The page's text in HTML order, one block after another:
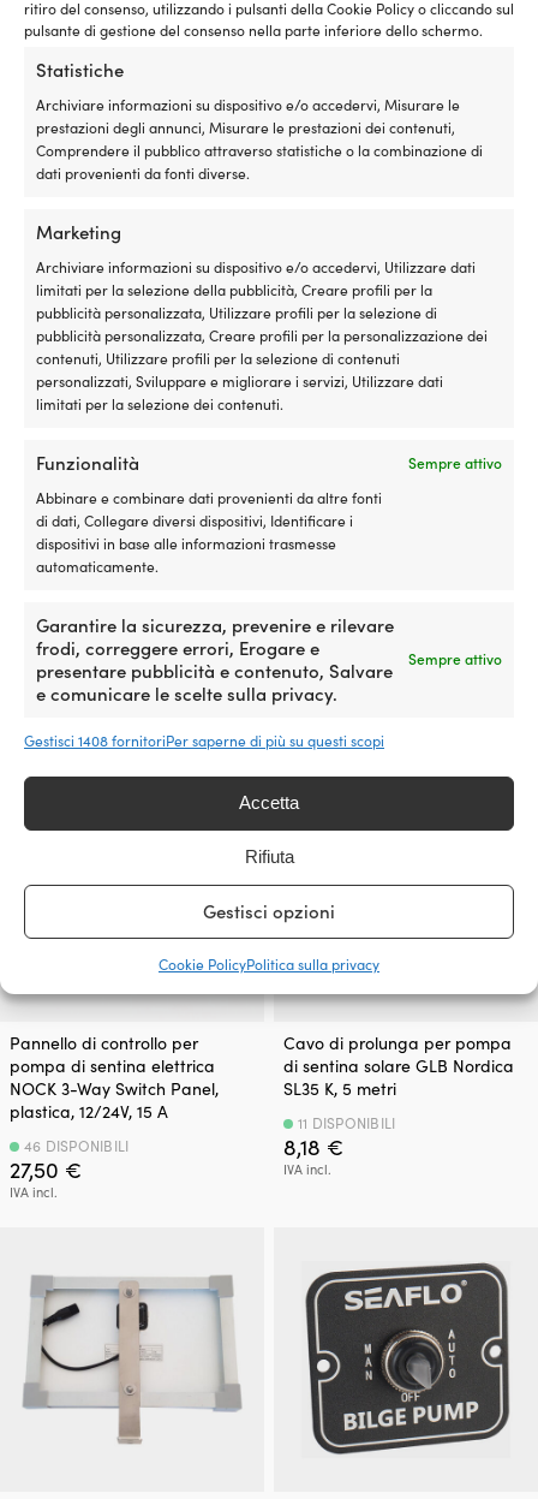
ritiro del consenso, utilizzando i pulsanti della Cookie Policy o cliccando sul
pulsante di gestione del consenso nella parte inferiore dello schermo.
Statistiche
Archiviare informazioni su dispositivo e/o accedervi, Misurare le
prestazioni degli annunci, Misurare le prestazioni dei contenuti,
Comprendere il pubblico attraverso statistiche o la combinazione di
dati provenienti da fonti diverse.
Marketing
Archiviare informazioni su dispositivo e/o accedervi, Utilizzare dati
limitati per la selezione della pubblicità, Creare profili per la
pubblicità personalizzata, Utilizzare profili per la selezione di
pubblicità personalizzata, Creare profili per la personalizzazione dei
contenuti, Utilizzare profili per la selezione di contenuti
personalizzati, Sviluppare e migliorare i servizi, Utilizzare dati
limitati per la selezione dei contenuti.
Funzionalità
Sempre attivo
Abbinare e combinare dati provenienti da altre fonti
di dati, Collegare diversi dispositivi, Identificare i
dispositivi in base alle informazioni trasmesse
automaticamente.
Garantire la sicurezza, prevenire e rilevare
frodi, correggere errori, Erogare e
presentare pubblicità e contenuto, Salvare
e comunicare le scelte sulla privacy.
Sempre attivo
Gestisci 1408 fornitoriPer saperne di più su questi scopi
Accetta
Rifiuta
Gestisci opzioni
Cookie PolicyPolitica sulla privacy
Interruttore a galleggiante per
pompa di sentina elettrica
SEAFLO Electronic Float Switch,
48,66
prezzo
originale
era:
48,66 €.
prezzo
attuale
è:
38,90 €.
IVA incl.
31 DISPONIBILI
Protezione per pompa per
sentina a energia solare GLB
IVA incl.
pompa di sentina elettrica
NOCK Vaka, 12/24V, 20/10 A
23,82€
98 DISPONIBILI
pompa di sentina elettrica
SEAFLO 01, 12/24V, 20/10 A
23,82
2 DISPONIBILI
Pannello di controllo per
pompa di sentina elettrica
NOCK 3-Way Switch Panel,
plastica, 12/24V, 15 A
27,50 €
IVA incl.
46 DISPONIBILI
Cavo di prolunga per pompa
di sentina solare GLB Nordica
SL35 K, 5 metri
8,18 €
IVA incl.
11 DISPONIBILI